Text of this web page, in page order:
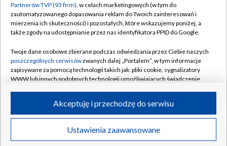
Transmisje Wideo
Biuro Reklamy
Oferta Handlowa
Emisja w TVP
Rada Programowa
Ogłoszenia przetargowe
Akademia Telewizyjna
Centrum informacji TVP
Moje zgody
Biuro reklamy
Kanały
©2026 Telewizja Polska Spółka Akcyjna w likwidacji
Partnerów TVP (93 firm), w celach marketingowych (w tym do
zautomatyzowanego dopasowania reklam do Twoich zainteresowań i
mierzenia ich skuteczności) i pozostałych, które wskazujemy poniżej, a
także zgody na udostępnianie przez nas identyfikatora PPID do Google.
Twoje dane osobowe zbierane podczas odwiedzania przez Ciebie naszych
poszczególnych serwisówzwanych dalej „Portalem”, w tym informacje
zapisywane za pomocą technologii takich jak: pliki cookie, sygnalizatory
WWW lub innych podobnych technologii umożliwiających świadczenie
ruchu w Internecie.
Twoje dane osobowe zbierane podczas odwiedzania przez Ciebie
poszczególnych serwisówna Portalu, takie jak adresy IP, identyfikatory
Ustawienia zaawansowane
Akceptuję i przechodzę do serwisu